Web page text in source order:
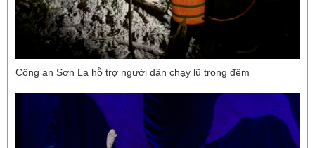
Công an Sơn La hỗ trợ người dân chạy lũ trong đêm